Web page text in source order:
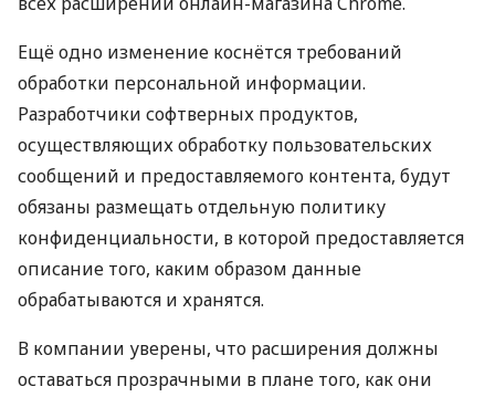
Ещё одно изменение коснётся требований
обработки персональной информации.
Разработчики софтверных продуктов,
осуществляющих обработку пользовательских
сообщений и предоставляемого контента, будут
обязаны размещать отдельную политику
конфиденциальности, в которой предоставляется
описание того, каким образом данные
обрабатываются и хранятся.
В компании уверены, что расширения должны
оставаться прозрачными в плане того, как они